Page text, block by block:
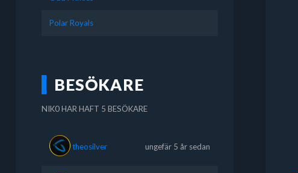
Polar Royals
BESÖKARE
NIK0 HAR HAFT 5 BESÖKARE
theosilver ungefär 5 år sedan